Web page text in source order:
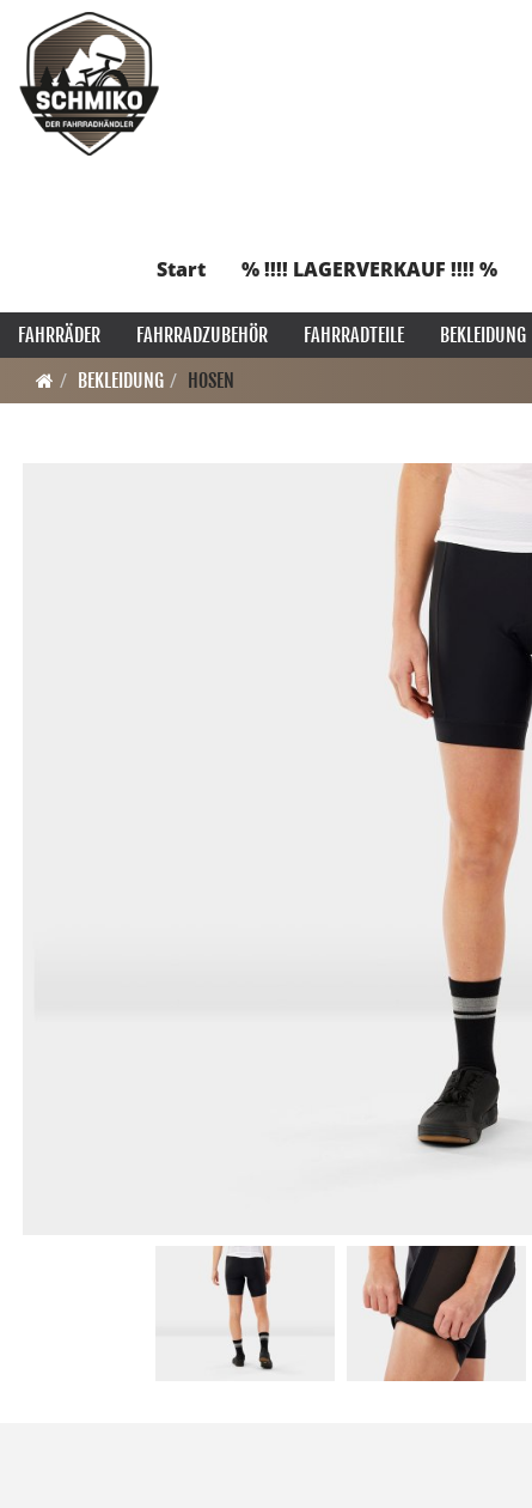
Start % !!!! LAGERVERKAUF !!!! %
FAHRRÄDER FAHRRADZUBEHÖR FAHRRADTEILE BEKLEIDUNG
BEKLEIDUNG
HOSEN